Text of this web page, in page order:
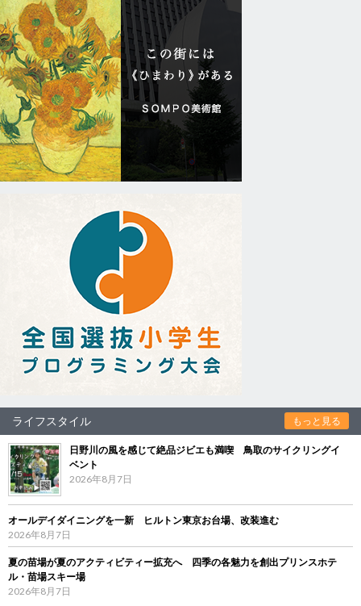
ライフスタイル もっと見る
日野川の風を感じて絶品ジビエも満喫 鳥取のサイクリングイ
ベント
2026年8月7日
オールデイダイニングを一新 ヒルトン東京お台場、改装進む
2026年8月7日
夏の苗場が夏のアクティビティー拡充へ 四季の各魅力を創出プリンスホテ
ル・苗場スキー場
2026年8月7日